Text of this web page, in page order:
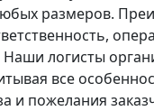
размеров.
логисты
все
и пожелания